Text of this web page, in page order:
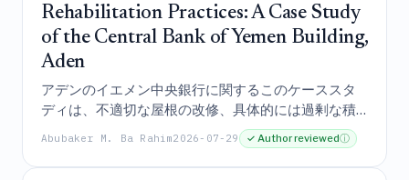
Rehabilitation Practices: A Case Study
of the Central Bank of Yemen Building,
Aden
アデンのイエメン中央銀行に関するこのケーススタ
ディは、不適切な屋根の改修、具体的には過剰な積
層による重なりが、海洋環境における構造的な劣化
を著しく加速させたことを示しているが、材料の除
去と排水の改善を通じた戦略的な荷重軽減により、
Abubaker M. Ba Rahim2026-07-29 ✓ Author reviewedⓘ